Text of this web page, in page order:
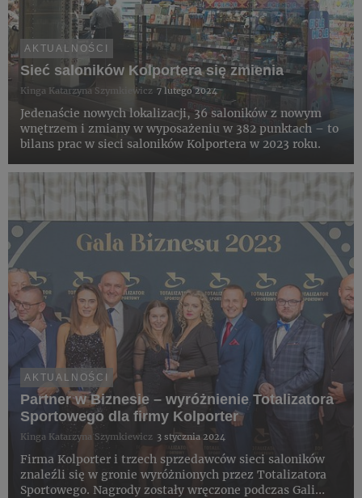
AKTUALNOŚCI
Sieć saloników Kolportera się zmienia
Kinga Katarzyna Szymkiewicz 7 lutego 2024
Jedenaście nowych lokalizacji, 36 saloników z nowym
wnętrzem i zmiany w wyposażeniu w 382 punktach – to
bilans prac w sieci saloników Kolportera w 2023 roku.
AKTUALNOŚCI
Partner w Biznesie – wyróżnienie Totalizatora
Sportowego dla firmy Kolporter
Kinga Katarzyna Szymkiewicz 3 stycznia 2024
Firma Kolporter i trzech sprzedawców sieci saloników
znaleźli się w gronie wyróżnionych przez Totalizatora
Sportowego. Nagrody zostały wręczone podczas Gali